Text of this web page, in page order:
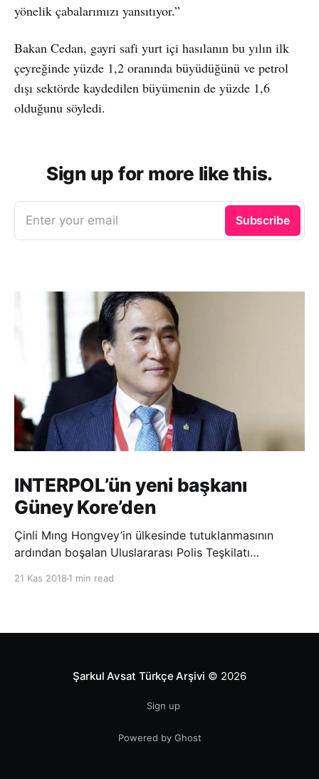
yönelik çabalarımızı yansıtıyor.”
Bakan Cedan, gayri safi yurt içi hasılanın bu yılın ilk
çeyreğinde yüzde 1,2 oranında büyüdüğünü ve petrol
dışı sektörde kaydedilen büyümenin de yüzde 1,6
olduğunu söyledi.
Sign up for more like this.
Enter your email Subscribe
INTERPOL’ün yeni başkanı
Güney Kore’den
Çinli Mıng Hongvey’in ülkesinde tutuklanmasının
ardından boşalan Uluslararası Polis Teşkilatı
21 Kas 2018 1 min read
Şarkul Avsat Türkçe Arşivi © 2026
Sign up
Powered by Ghost